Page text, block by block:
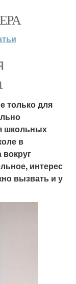
только для
школьных
в
интерес
вызвать и у